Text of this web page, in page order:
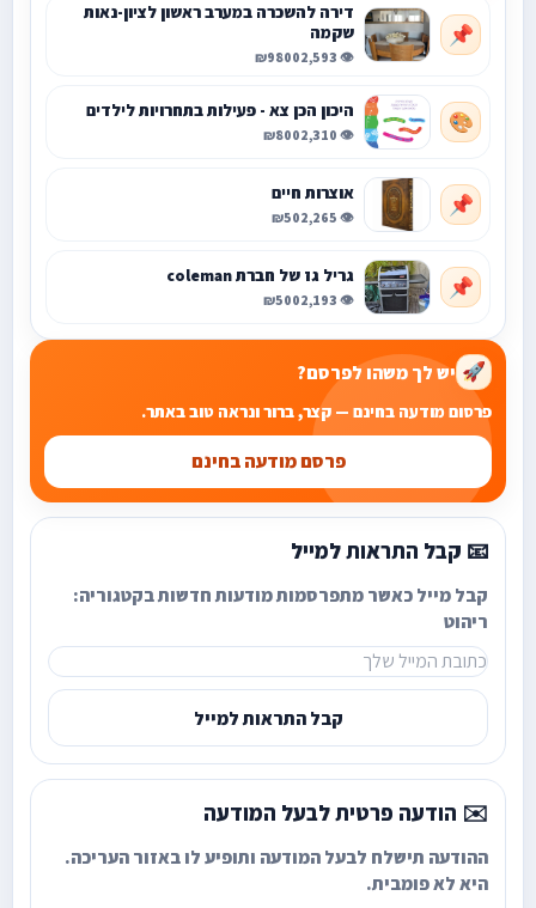
📌
דירה להשכרה במערב ראשון לציון-נאות
שקמה
👁️ 2,593
₪9800
🎨 היכון הכן צא - פעילות בתחרויות לילדים
👁️ 2,310
₪800
📌 אוצרות חיים
👁️ 2,265
₪50
📌 גריל גז של חברת coleman
👁️ 2,193
₪500
🚀 יש לך משהו לפרסם?
פרסום מודעה בחינם — קצר, ברור ונראה טוב באתר.
פרסם מודעה בחינם
📧 קבל התראות למייל
קבל מייל כאשר מתפרסמות מודעות חדשות בקטגוריה:
ריהוט
קבל התראות למייל
✉️ הודעה פרטית לבעל המודעה
ההודעה תישלח לבעל המודעה ותופיע לו באזור העריכה.
היא לא פומבית.